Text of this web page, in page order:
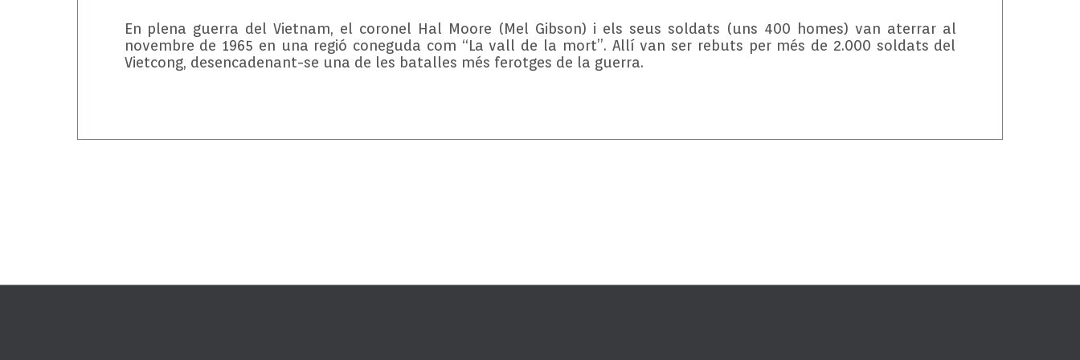
En plena guerra del Vietnam, el coronel Hal Moore (Mel Gibson) i els seus soldats (uns 400 homes) van aterrar al
novembre de 1965 en una regió coneguda com “La vall de la mort”. Allí van ser rebuts per més de 2.000 soldats del
Vietcong, desencadenant-se una de les batalles més ferotges de la guerra.